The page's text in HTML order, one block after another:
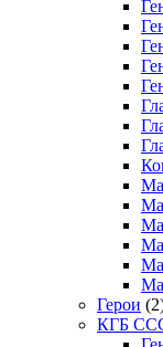
Герои
КГБ